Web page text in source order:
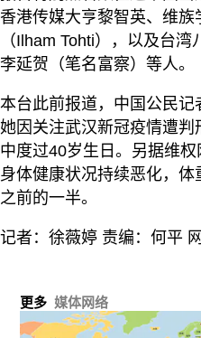
香港传媒大亨黎智英、维族
（Ilham Tohti），以及台
李延贺（笔名富察）等人。
本台此前报道，中国公民记
她因关注武汉新冠疫情遭判
中度过40岁生日。另据维
身体健康状况持续恶化，
之前的一半。
记者：徐薇婷 责编：何平
更多 媒体网络